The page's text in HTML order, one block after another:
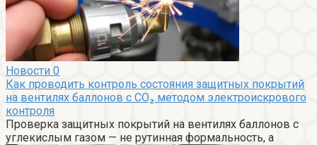
Новости 0
Как проводить контроль состояния защитных покрытий
на вентилях баллонов с CO₂ методом электроискрового
контроля
Проверка защитных покрытий на вентилях баллонов с
углекислым газом — не рутинная формальность, а